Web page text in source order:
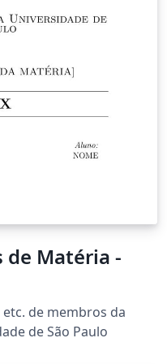
de Matéria -
da
de São Paulo